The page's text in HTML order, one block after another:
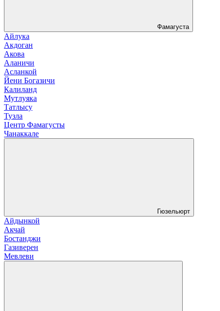
Фамагуста
Айлука
Акдоган
Акова
Аланичи
Асланкой
Йени Богазичи
Калиланд
Мутлуяка
Татлысу
Тузла
Центр Фамагусты
Чанаккале
Гюзельюрт
Айдынкой
Акчай
Бостанджи
Газиверен
Мевлеви